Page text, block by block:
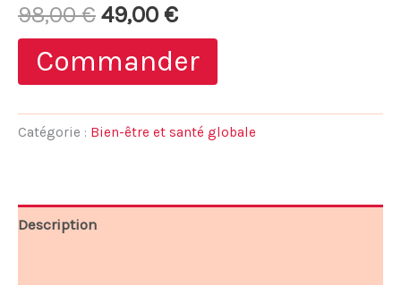
sur 5
basé sur
notations
client
98,00€ Le
prix
initial
était :
49,00 €Le
prix
actuel
est :
Commander
Catégorie : Bien-être et santé globale
Description